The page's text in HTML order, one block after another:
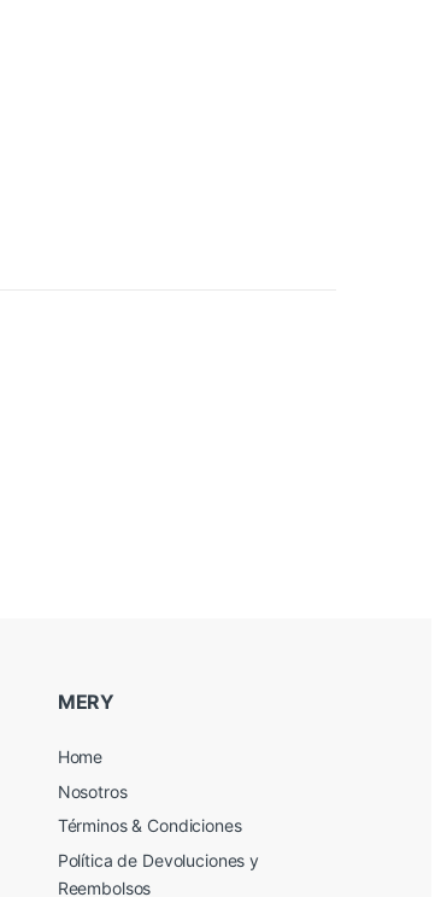
MERY
Home
Nosotros
Términos & Condiciones
Política de Devoluciones y
Reembolsos